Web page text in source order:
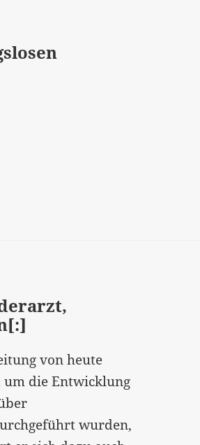
von heute
um die Entwicklung
wurden,